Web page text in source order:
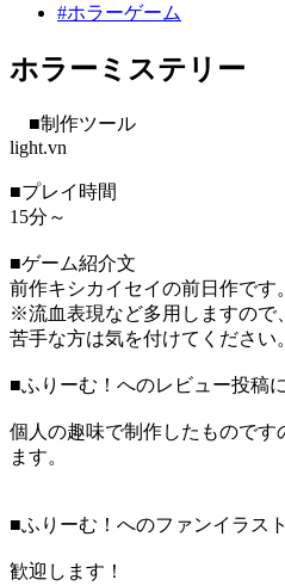
#ホラーゲーム
ホラーミステリー
■制作ツール
light.vn
■プレイ時間
15分～
■ゲーム紹介文
前作キシカイセイの前日作です。
※流血表現など多用しますので、
苦手な方は気を付けてください。
■ふりーむ！へのレビュー投稿
個人の趣味で制作したものです
ます。
■ふりーむ！へのファンイラス
歓迎します！